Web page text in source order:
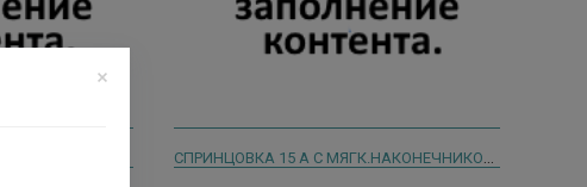
СПРИНЦОВКА 15 А С МЯГК.НАКОНЕЧНИКОМ И/У /КАРИАУЛИ/